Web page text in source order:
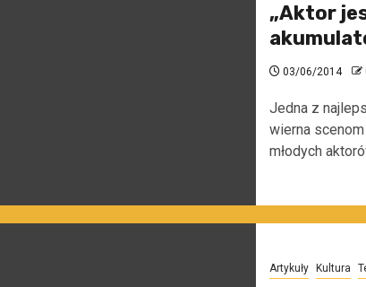
„Aktor
03/06/2014
Jedna z
wierna
młodych
Artykuły Kultura